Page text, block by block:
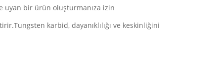
uyan bir ürün oluşturmanıza izin
karbid, dayanıklılığı ve keskinliğini